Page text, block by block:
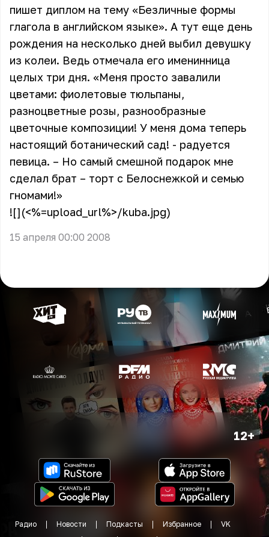
пишет диплом на тему «Безличные формы
глагола в английском языке». А тут еще день
рождения на несколько дней выбил девушку
из колеи. Ведь отмечала его именинница
целых три дня. «Меня просто завалили
цветами: фиолетовые тюльпаны,
разноцветные розы, разнообразные
цветочные композиции! У меня дома теперь
настоящий ботанический сад! - радуется
певица. – Но самый смешной подарок мне
сделал брат – торт с Белоснежкой и семью
гномами!»
![](<%=upload_url%>/kuba.jpg)
15 апреля 00:00 2008
12+
Радио Новости Подкасты Избранное
VK